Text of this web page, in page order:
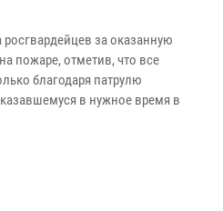
за оказанную
пожаре, отметив, что все
благодаря патрулю
в нужное время в